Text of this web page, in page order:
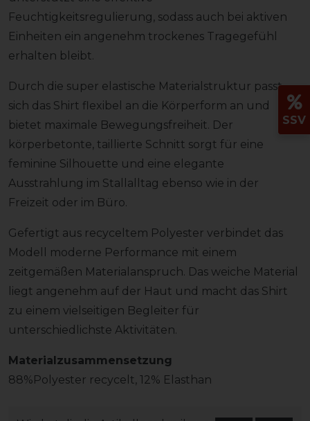
Feuchtigkeitsregulierung, sodass auch bei aktiven
Einheiten ein angenehm trockenes Tragegefühl
erhalten bleibt.
Durch die super elastische Materialstruktur passt
sich das Shirt flexibel an die Körperform an und
bietet maximale Bewegungsfreiheit. Der
körperbetonte, taillierte Schnitt sorgt für eine
feminine Silhouette und eine elegante
Ausstrahlung im Stallalltag ebenso wie in der
Freizeit oder im Büro.
Gefertigt aus recyceltem Polyester verbindet das
Modell moderne Performance mit einem
zeitgemäßen Materialanspruch. Das weiche Material
liegt angenehm auf der Haut und macht das Shirt
zu einem vielseitigen Begleiter für
unterschiedlichste Aktivitäten.
Materialzusammensetzung
88%Polyester recycelt, 12% Elasthan
SSV